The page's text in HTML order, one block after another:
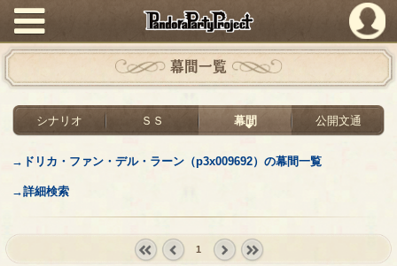
PandoraPartyProject
幕間一覧
シナリオ ＳＳ 幕間 公開文通
→ドリカ・ファン・デル・ラーン（p3x009692）の幕間一覧
→詳細検索
1